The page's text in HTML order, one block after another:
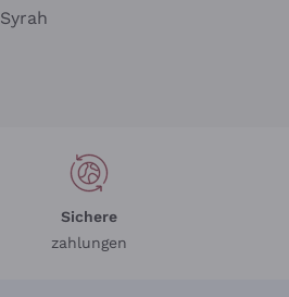
Syrah
Sichere
zahlungen